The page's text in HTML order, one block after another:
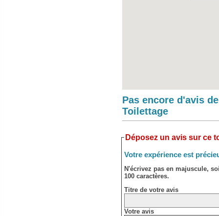
Pas encore d'avis
Toilettage
Déposez un avis sur ce
Votre expérience est
N'écrivez pas en majuscule,
100 caractères.
Titre de votre avis
Votre avis